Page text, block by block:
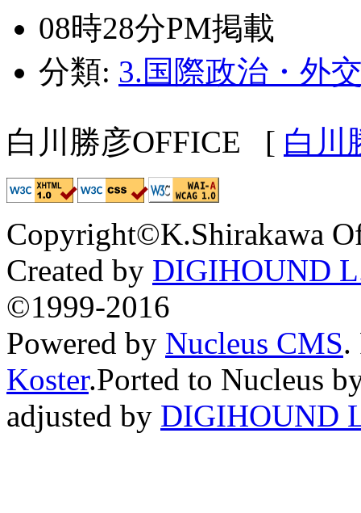
08時28分PM掲載
分類: 3.国際政治・外
白川勝彦OFFICE [ 白川
Copyright©K.Shirakawa
Created by DIGIHOUND
©1999-2016
Powered by Nucleus CMS.
Koster.Ported to Nucleus
adjusted by DIGIHOUND